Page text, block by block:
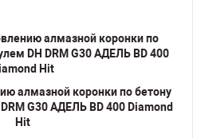
алмазной коронки по бетону
G30 АДЕЛЬ BD 400 Diamond
Hit